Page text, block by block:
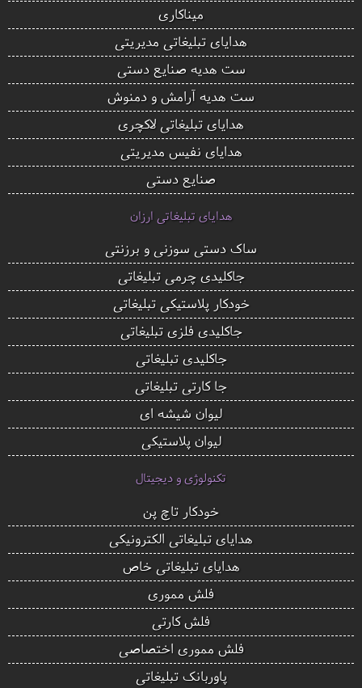
میناکاری
هدایای تبلیغاتی مدیریتی
ست هدیه صنایع دستی
ست هدیه آرامش و دمنوش
هدایای تبلیغاتی لاکچری
هدایای نفیس مدیریتی
صنایع دستی
هدایای تبلیغاتی ارزان
ساک دستی سوزنی و برزنتی
جاکلیدی چرمی تبلیغاتی
خودکار پلاستیکی تبلیغاتی
جاکلیدی فلزی تبلیغاتی
جاکلیدی تبلیغاتی
جا کارتی تبلیغاتی
لیوان شیشه ای
لیوان پلاستیکی
تکنولوژی و دیجیتال
خودکار تاچ پن
هدایای تبلیغاتی الکترونیکی
هدایای تبلیغاتی خاص
فلش مموری
فلش کارتی
فلش مموری اختصاصی
پاوربانک تبلیغاتی